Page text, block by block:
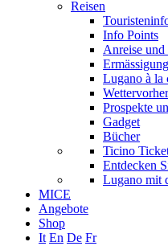
Reisen
Info Points
Anreise
Lugano à la
Prospekte
Gadget
Bücher
Ticino
Entdecken
Lugano mit
MICE
Angebote
Shop
It En De Fr